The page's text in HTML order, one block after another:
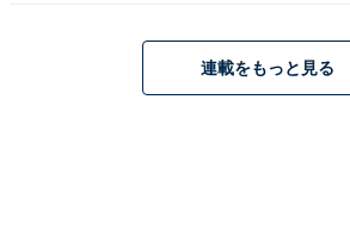
連載をもっと見る